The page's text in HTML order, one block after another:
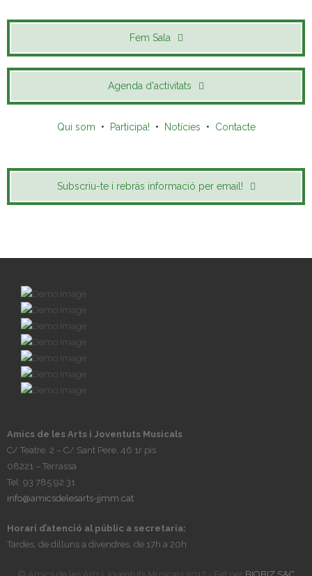
Fem Sala
Agenda d'activitats
Qui som • Participa! • Notícies • Contacte
Subscriu-te i rebràs informació per email!
Amics de les Arts i Joventuts Musicals
C/ Teatre, 2 – C/ Sant Pere, 46 1r pis
08221 – Terrassa
Tel: 93 785 92 31
info@amicsdelesarts-jjmm.cat
Horari d’atenció al públic a secretaria:
Tardes, de dilluns a divendres, de 17h a 20h